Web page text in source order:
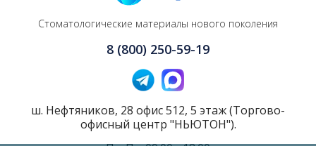
Стоматологические материалы нового поколения
8 (800) 250-59-19
ш. Нефтяников, 28 офис 512, 5 этаж (Торгово-
офисный центр "НЬЮТОН").